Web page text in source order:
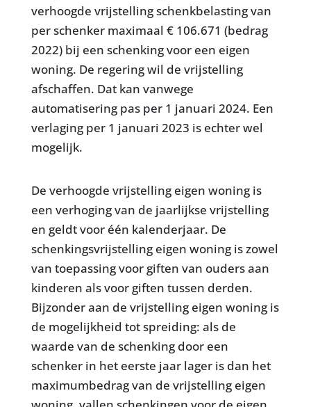
verhoogde vrijstelling schenkbelasting van
per schenker maximaal € 106.671 (bedrag
2022) bij een schenking voor een eigen
woning. De regering wil de vrijstelling
afschaffen. Dat kan vanwege
automatisering pas per 1 januari 2024. Een
verlaging per 1 januari 2023 is echter wel
mogelijk.
De verhoogde vrijstelling eigen woning is
een verhoging van de jaarlijkse vrijstelling
en geldt voor één kalenderjaar. De
schenkingsvrijstelling eigen woning is zowel
van toepassing voor giften van ouders aan
kinderen als voor giften tussen derden.
Bijzonder aan de vrijstelling eigen woning is
de mogelijkheid tot spreiding: als de
waarde van de schenking door een
schenker in het eerste jaar lager is dan het
maximumbedrag van de vrijstelling eigen